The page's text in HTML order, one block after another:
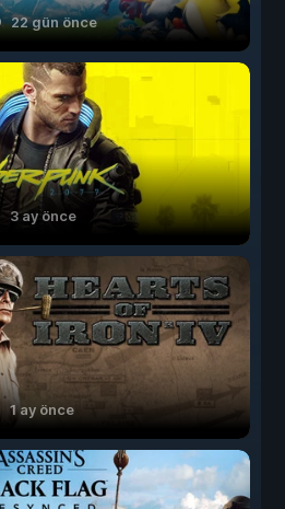
22 gün önce
3 ay önce
1 ay önce